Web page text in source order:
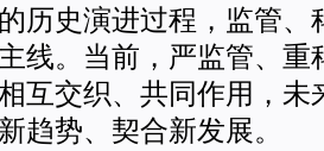
历史演进过程，监管、
线。当前，严监管、重
互交织、共同作用，未
趋势、契合新发展。